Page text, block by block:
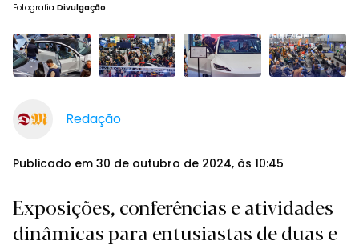
Fotografia Divulgação
Redação
Publicado em 30 de outubro de 2024, às 10:45
Exposições, conferências e atividades
dinâmicas para entusiastas de duas e